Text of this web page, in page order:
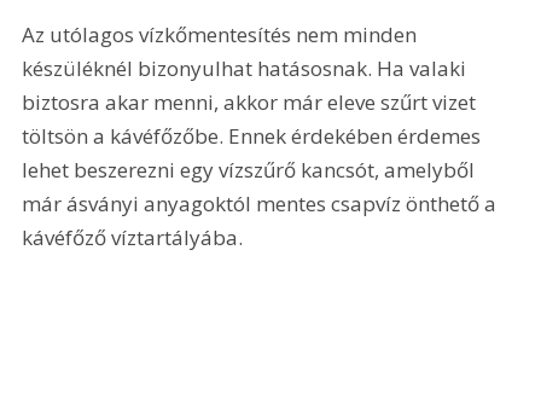
Az utólagos vízkőmentesítés nem minden
készüléknél bizonyulhat hatásosnak. Ha valaki
biztosra akar menni, akkor már eleve szűrt vizet
töltsön a kávéfőzőbe. Ennek érdekében érdemes
lehet beszerezni egy vízszűrő kancsót, amelyből
már ásványi anyagoktól mentes csapvíz önthető a
kávéfőző víztartályába.